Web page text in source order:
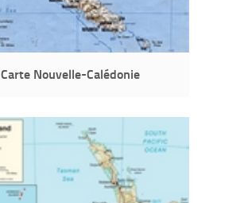
Carte Nouvelle-Calédonie